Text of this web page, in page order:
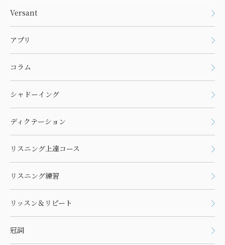
Versant
アプリ
コラム
シャドーイング
ディクテーション
リスニング上達コース
リスニング練習
リッスン＆リピート
冠詞